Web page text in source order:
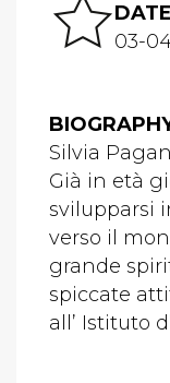
03-
Silvia
Già in età
svilupparsi
verso il
grande
spiccate
all’ Istituto